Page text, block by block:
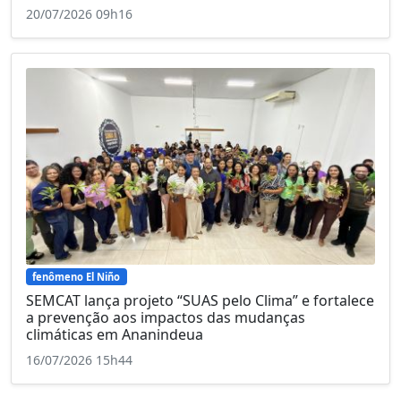
20/07/2026 09h16
fenômeno El Niño
SEMCAT lança projeto “SUAS pelo Clima” e fortalece
a prevenção aos impactos das mudanças
climáticas em Ananindeua
16/07/2026 15h44